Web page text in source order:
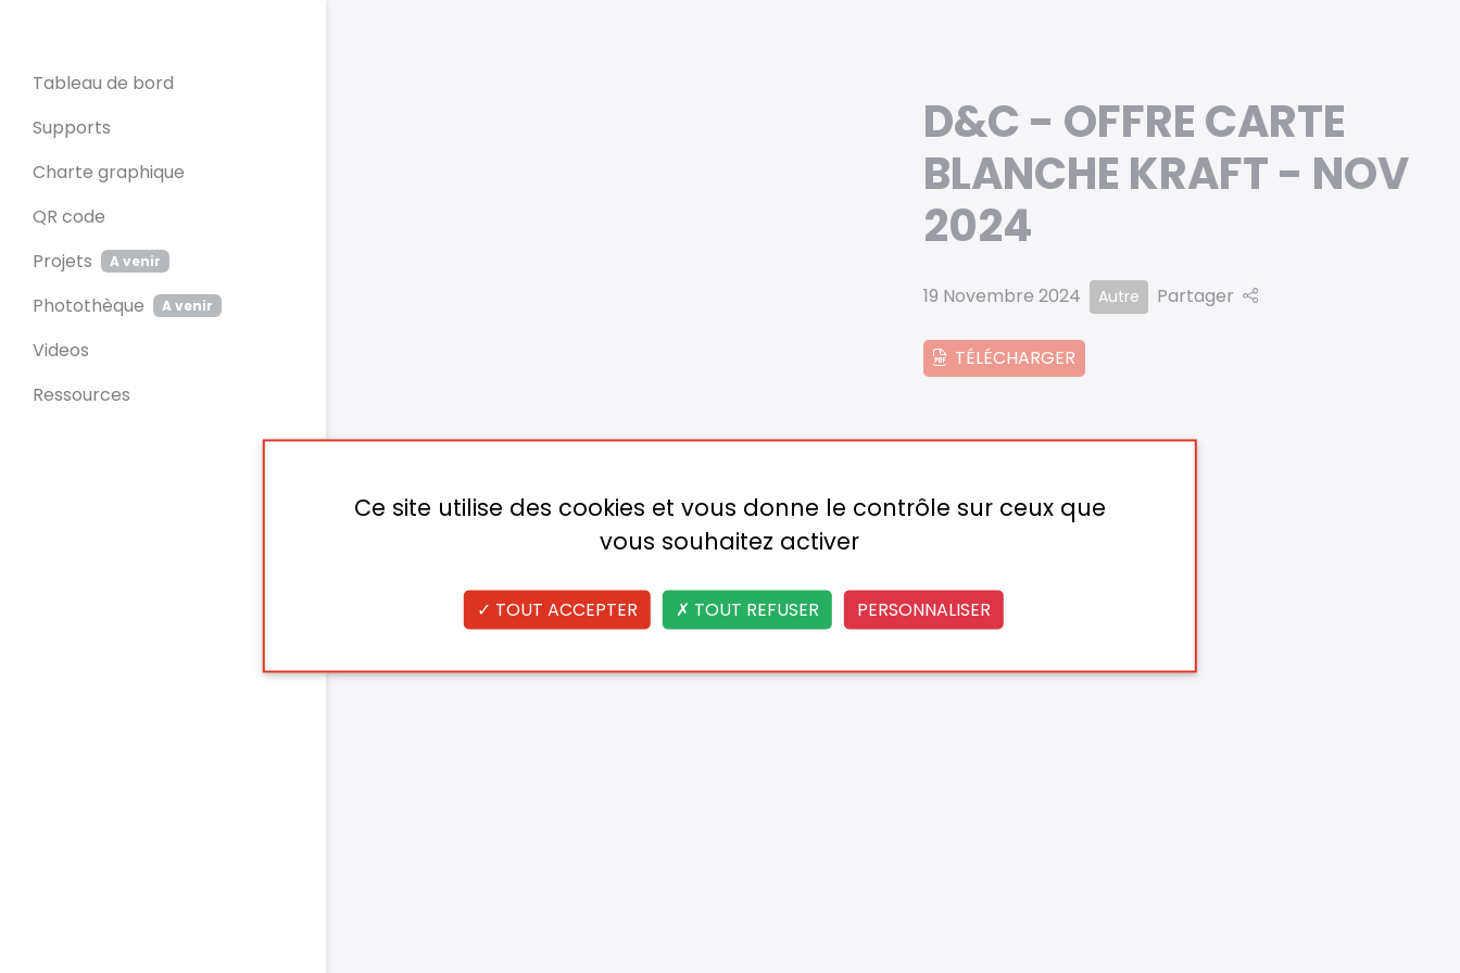
Tableau de bord
Supports
Charte graphique
QR code
Projets
A venir
Photothèque A venir
Videos
Ressources
D&C - OFFRE CARTE
BLANCHE KRAFT - NOV
2024
19 Novembre 2024 Autre Partager
TÉLÉCHARGER
Ce site utilise des cookies et vous donne le contrôle sur ceux que
vous souhaitez activer
TOUT ACCEPTER TOUT REFUSER PERSONNALISER